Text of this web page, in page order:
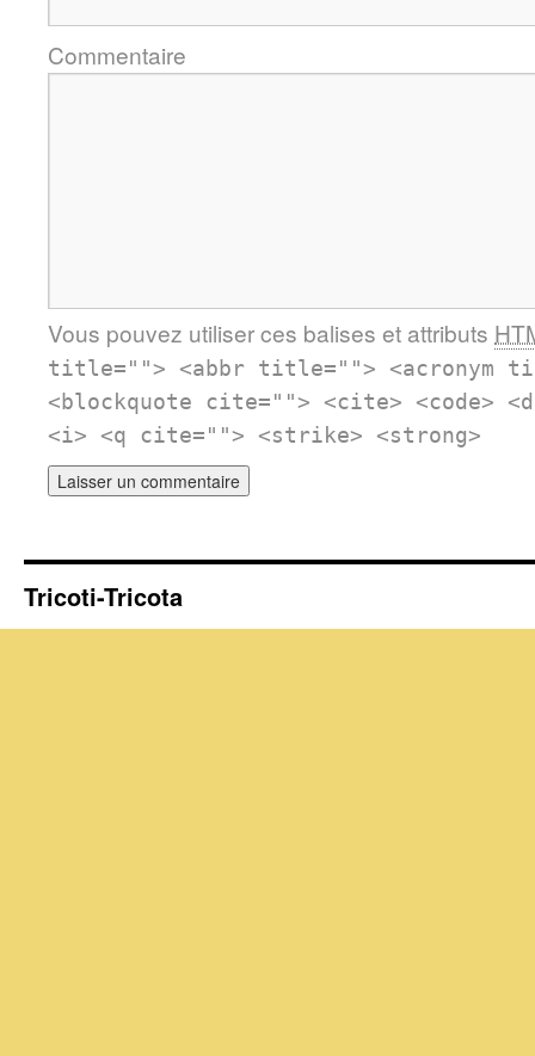
Commentaire
Vous pouvez utiliser ces balises et attributs
title=""> <abbr title=""> <acronym
<blockquote cite=""> <cite> <code>
<i> <q cite=""> <strike> <strong>
Tricoti-Tricota